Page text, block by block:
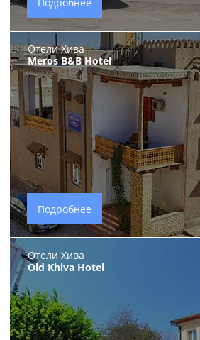
Отели Хива
Meros B&B Hotel
Подробнее
Отели Хива
Old Khiva Hotel